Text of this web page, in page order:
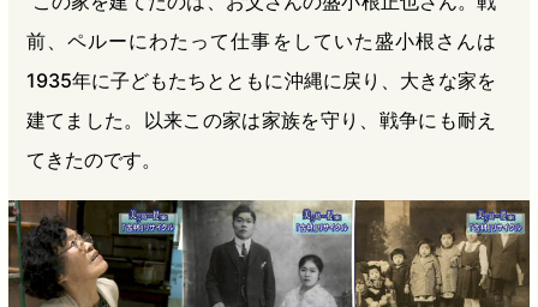
前、ペルーにわたって仕事をしていた盛小根さんは
1935年に子どもたちとともに沖縄に戻り、大きな家を
建てました。以来この家は家族を守り、戦争にも耐え
てきたのです。